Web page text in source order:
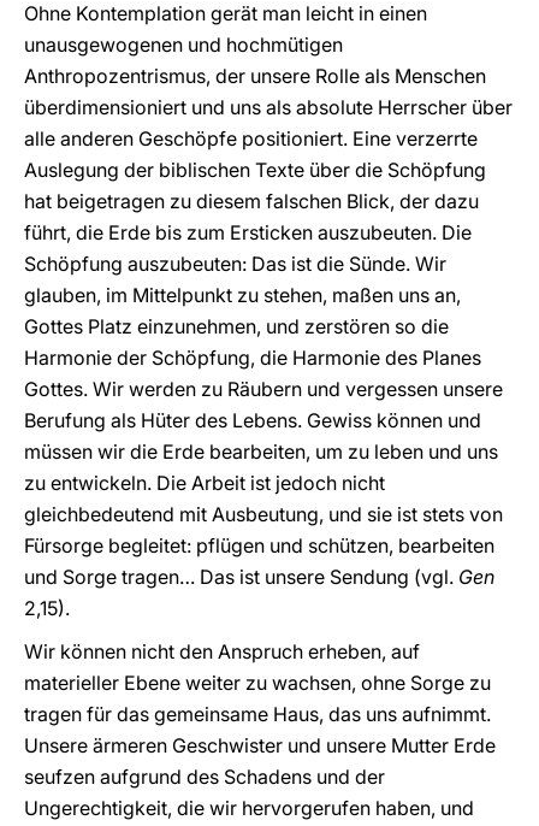
Ohne Kontemplation gerät man leicht in einen
unausgewogenen und hochmütigen
Anthropozentrismus, der unsere Rolle als Menschen
überdimensioniert und uns als absolute Herrscher über
alle anderen Geschöpfe positioniert. Eine verzerrte
Auslegung der biblischen Texte über die Schöpfung
hat beigetragen zu diesem falschen Blick, der dazu
führt, die Erde bis zum Ersticken auszubeuten. Die
Schöpfung auszubeuten: Das ist die Sünde. Wir
glauben, im Mittelpunkt zu stehen, maßen uns an,
Gottes Platz einzunehmen, und zerstören so die
Harmonie der Schöpfung, die Harmonie des Planes
Gottes. Wir werden zu Räubern und vergessen unsere
Berufung als Hüter des Lebens. Gewiss können und
müssen wir die Erde bearbeiten, um zu leben und uns
zu entwickeln. Die Arbeit ist jedoch nicht
gleichbedeutend mit Ausbeutung, und sie ist stets von
Fürsorge begleitet: pflügen und schützen, bearbeiten
und Sorge tragen… Das ist unsere Sendung (vgl. Gen
2,15).
Wir können nicht den Anspruch erheben, auf
materieller Ebene weiter zu wachsen, ohne Sorge zu
tragen für das gemeinsame Haus, das uns aufnimmt.
Unsere ärmeren Geschwister und unsere Mutter Erde
seufzen aufgrund des Schadens und der
Ungerechtigkeit, die wir hervorgerufen haben, und